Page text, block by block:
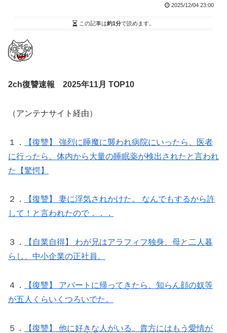
2025/12/04 23:00
この記事は約1分で読めます。
2ch復讐速報 2025年11月 TOP10
（アンテナサイト経由）
１．
【復讐】 強烈に睡魔に襲われ病院にいったら、医者
に行ったら、体内から大量の睡眠薬が検出されたと言われ
た【驚愕】
２．
【復讐】 妻に浮気されかけた。 なんでもするから許
して！と言われたので．．．
３．
【自業自得】 わが兄はアラフィフ独身、母と二人暮
らし、中小企業の正社員。
４．
【復讐】 アパートに帰ってきたら、知らん顔の奴等
が五人くらいくつろいでた。
５．
【復讐】 他に好きな人がいる。貴方にはもう愛情が